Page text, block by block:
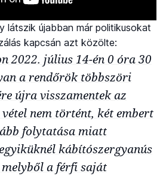
látszik újabban már politikusokat
kapcsán azt közölte:
2022. július 14-én 0 óra 30
a rendőrök többszöri
újra visszamentek az
nem történt, két embert
folytatása miatt
kábítószergyanús
a férfi saját